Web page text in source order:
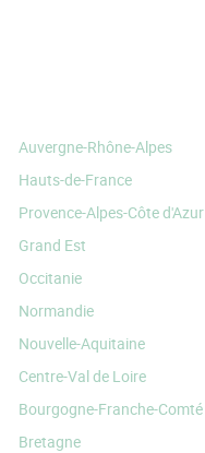
Auvergne-Rhône-Alpes
Hauts-de-France
Provence-Alpes-Côte d'Azur
Grand Est
Occitanie
Normandie
Nouvelle-Aquitaine
Centre-Val de Loire
Bourgogne-Franche-Comté
Bretagne